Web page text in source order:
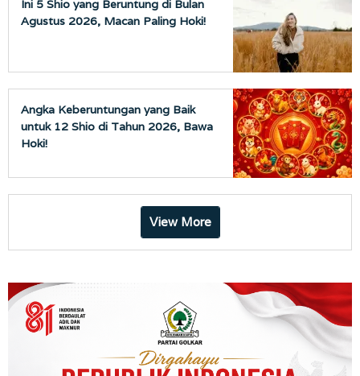
Ini 5 Shio yang Beruntung di Bulan
Agustus 2026, Macan Paling Hoki!
Angka Keberuntungan yang Baik
untuk 12 Shio di Tahun 2026, Bawa
Hoki!
View More